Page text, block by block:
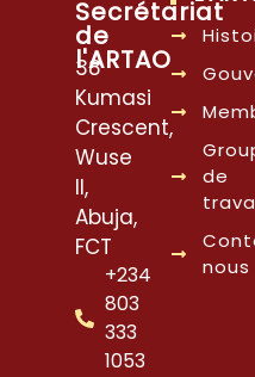
Secrétariat
de
l'ARTAO
38
Kumasi
Crescent,
Wuse
II,
Abuja,
FCT
+234
803
333
1053
de
nous